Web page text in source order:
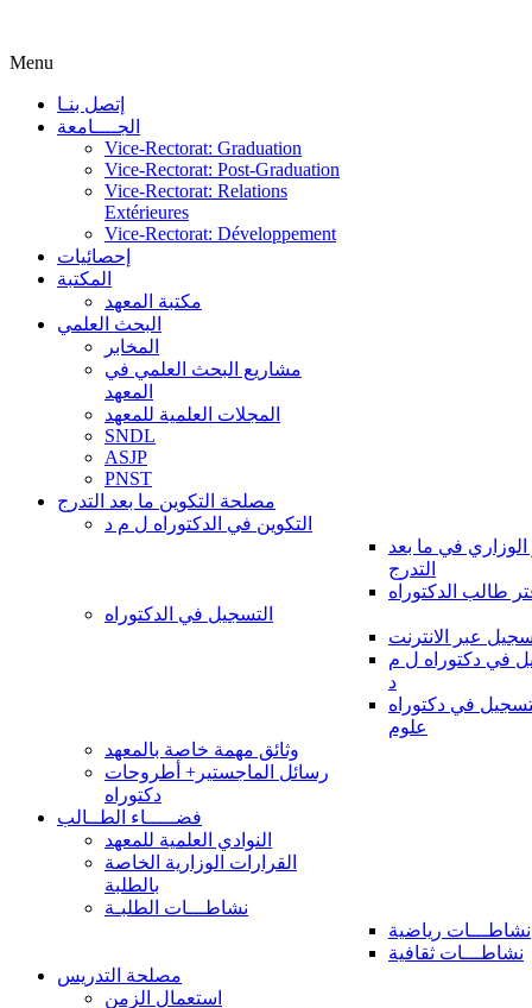
Menu
إتصل بنـا
الجــــامعة
Vice-Rectorat: Graduation
Vice-Rectorat: Post-Graduation
Vice-Rectorat: Relations
Extérieures
Vice-Rectorat: Développement
إحصائيات
المكتبة
مكتبة المعهد
البحث العلمي
المخابر
مشاريع البحث العلمي في
المعهد
المجلات العلمية للمعهد
SNDL
ASJP
PNST
مصلحة التكوين ما بعد التدرج
التكوين في الدكتوراه ل م د
الوزاري في ما بعد
التدرج
طالب الدكتوراه
التسجيل في الدكتوراه
عبر الانترنت
في دكتوراه ل م
د
في دكتوراه
علوم
وثائق مهمة خاصة بالمعهد
رسائل الماجستير+ أطروحات
دكتوراه
فضـــــاء الطــالب
النوادي العلمية للمعهد
القرارات الوزارية الخاصة
بالطلبة
نشاطـــات الطلبـة
نشاطـــات رياضية
نشاطـــات ثقافية
مصلحة التدريس
استعمال الزمن